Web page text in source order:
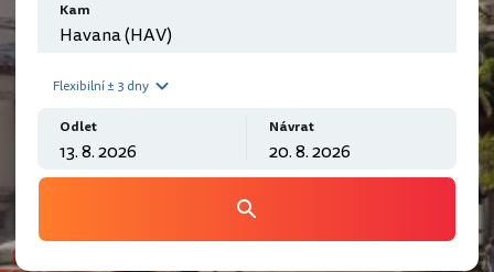
Kam
Flexibilní ± 3 dny
Odlet Návrat